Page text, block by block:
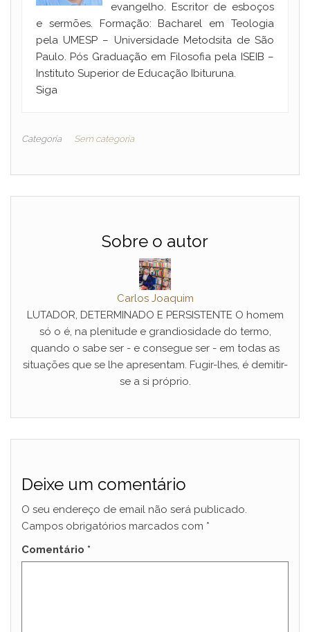
evangelho. Escritor de esboços
e sermões. Formação: Bacharel em Teologia
pela UMESP – Universidade Metodsita de São
Paulo. Pós Graduação em Filosofia pela ISEIB –
Instituto Superior de Educação Ibituruna.
Siga
Categoria Sem categoria
Sobre o autor
Carlos Joaquim
LUTADOR, DETERMINADO E PERSISTENTE O homem
só o é, na plenitude e grandiosidade do termo,
quando o sabe ser - e consegue ser - em todas as
situações que se lhe apresentam. Fugir-lhes, é demitir-
se a si próprio.
Deixe um comentário
O seu endereço de email não será publicado.
Campos obrigatórios marcados com *
Comentário *